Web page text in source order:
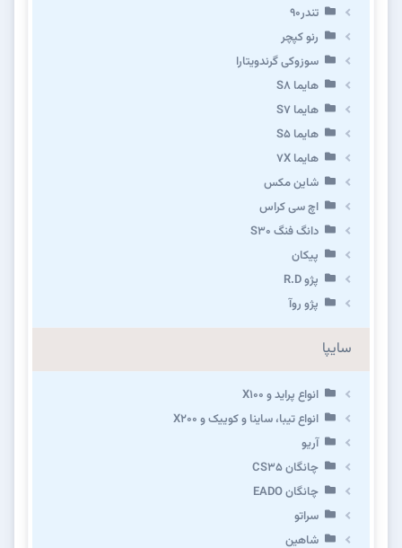
تندر۹۰
رنو کپچر
سوزوکی گرندویتارا
هایما S8
هایما S7
هایما S5
هایما 7X
شاین مکس
اچ سی کراس
دانگ فنگ S30
پیکان
پژو R.D
پژو روآ
سایپا
انواع پراید و X100
انواع تیبا، ساینا و کوییک و X200
آریو
چانگان CS35
چانگان EADO
سراتو
شاهین